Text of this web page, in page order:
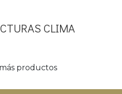
CLIMA
productos